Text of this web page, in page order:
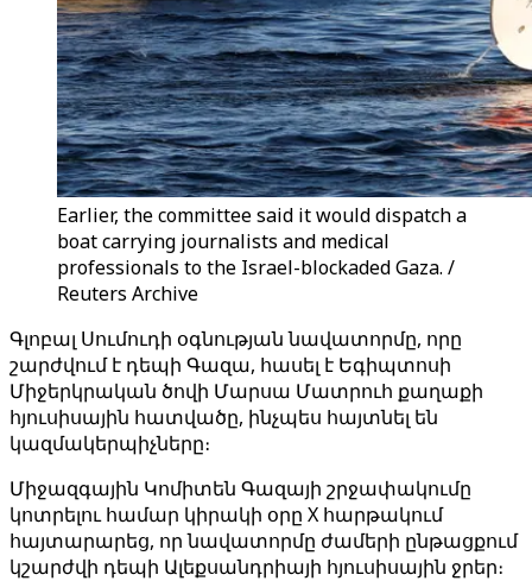
Earlier, the committee said it would dispatch a
boat carrying journalists and medical
professionals to the Israel-blockaded Gaza. /
Reuters Archive
Գլոբալ Սումուդի օգնության նավատորմը, որը
շարժվում է դեպի Գազա, հասել է Եգիպտոսի
Միջերկրական ծովի Մարսա Մատրուհ քաղաքի
հյուսիսային հատվածը, ինչպես հայտնել են
կազմակերպիչները։
Միջազգային Կոմիտեն Գազայի շրջափակումը
կոտրելու համար կիրակի օրը X հարթակում
հայտարարեց, որ նավատորմը ժամերի ընթացքում
կշարժվի դեպի Ալեքսանդրիայի հյուսիսային ջրեր։